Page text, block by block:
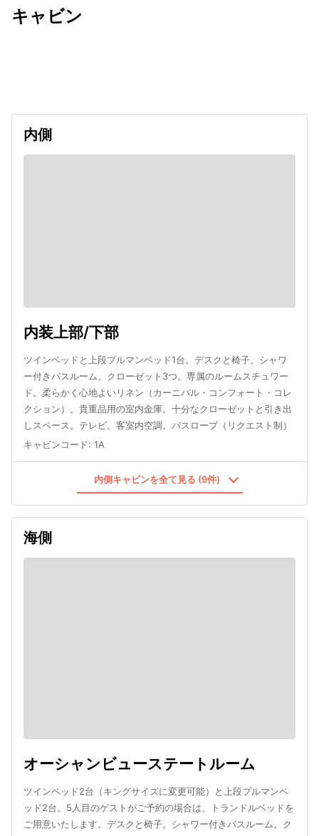
キャビン
内側
内装上部/下部
ツインベッドと上段プルマンベッド1台。デスクと椅子。シャワ
ー付きバスルーム。クローゼット3つ。専属のルームスチュワー
ド。柔らかく心地よいリネン（カーニバル・コンフォート・コレ
クション）。貴重品用の室内金庫。十分なクローゼットと引き出
しスペース。テレビ。客室内空調。バスローブ（リクエスト制）
キャビンコード: 1A
内側キャビンを全て見る (9件)
海側
オーシャンビューステートルーム
ツインベッド2台（キングサイズに変更可能）と上段プルマンベ
ッド2台。5人目のゲストがご予約の場合は、トランドルベッドを
ご用意いたします。デスクと椅子。シャワー付きバスルーム。ク